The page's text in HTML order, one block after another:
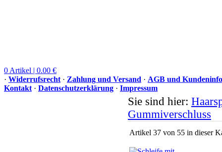
0 Artikel | 0.00 €
· Widerrufsrecht · Zahlung und Versand · AGB und
Kontakt · Datenschutzerklärung · Impressum
Sie sind hier:
Gummiverschluss
Artikel 37 von 55 in dieser